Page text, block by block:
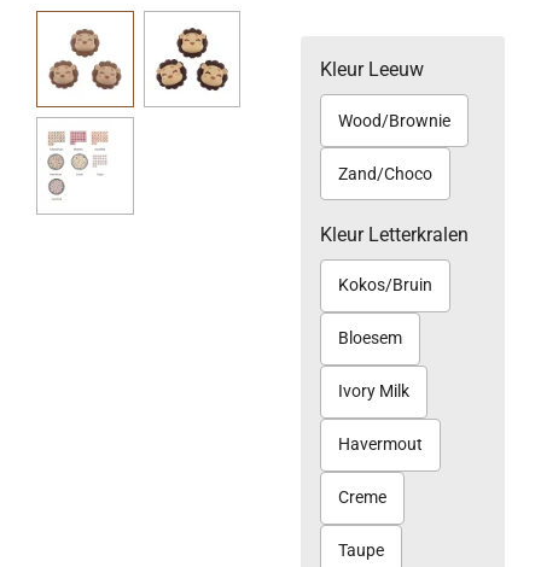
Kleur Leeuw
Wood/Brownie
Zand/Choco
Kleur Letterkralen
Kokos/Bruin
Bloesem
Ivory Milk
Havermout
Creme
Taupe